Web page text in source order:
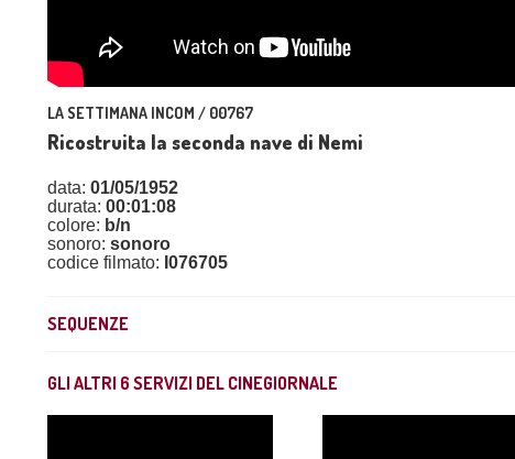
LA SETTIMANA INCOM / 00767
Ricostruita la seconda nave di Nemi
data: 01/05/1952
durata: 00:01:08
colore: b/n
sonoro: sonoro
codice filmato: I076705
SEQUENZE
GLI ALTRI 6 SERVIZI DEL CINEGIORNALE